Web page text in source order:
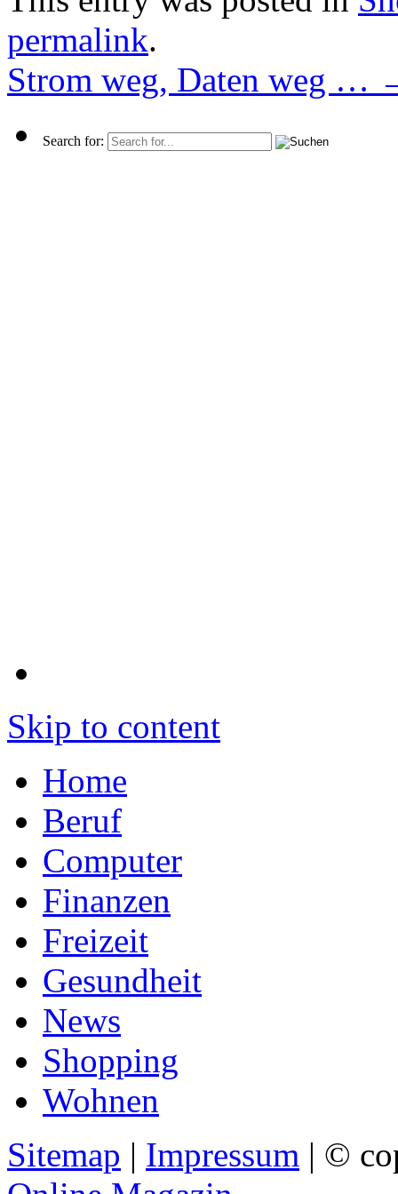
permalink.
Strom weg, Daten weg …
Search for:
Skip to content
Home
Beruf
Computer
Finanzen
Freizeit
Gesundheit
News
Shopping
Wohnen
Sitemap | Impressum | ©